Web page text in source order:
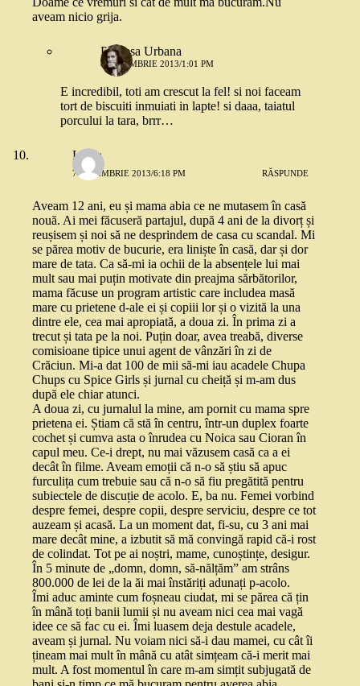
aveam nicio grija.
Printesa Urbana
8 NOIEMBRIE 2013/1:01 PM
E incredibil, toti am crescut la fel! si noi faceam
tort de biscuiti inmuiati in lapte! si daaa, taiatul
porcului la tara, brrr…
Laura
7 NOIEMBRIE 2013/6:18 PM RĂSPUNDE
Aveam 12 ani, eu și mama abia ce ne mutasem în casă
nouă. Ai mei făcuseră partajul, după 4 ani de la divorț și
reușisem și noi să ne desprindem de casa cu scandal. Mi
se părea motiv de bucurie, era liniște în casă, dar și dor
mare de tata. Ca să-mi ia ochii de la absențele lui mai
mult sau mai puțin motivate din preajma sărbătorilor,
mama făcuse un program artistic care includea masă
mare cu prietene d-ale ei și copiii lor și o vizită la una
dintre ele, cea mai apropiată, a doua zi. În prima zi a
trecut și tata pe la noi. Puțin doar, avea treabă, diverse
comisioane tipice unui agent de vânzări în zi de
Crăciun. Mi-a dat 100 de mii să-mi iau acadele Chupa
Chups cu Spice Girls și jurnal cu cheiță și m-am dus
după ele chiar atunci.
A doua zi, cu jurnalul la mine, am pornit cu mama spre
prietena ei. Știam că stă în centru, într-un duplex foarte
cochet și cumva asta o înrudea cu Noica sau Cioran în
capul meu. Ce-i drept, nu mai văzusem casă ca a ei
decât în filme. Aveam emoții că n-o să știu să apuc
furculița cum trebuie sau că n-o să fiu pregătită pentru
subiectele de discuție de acolo. E, ba nu. Femei vorbind
despre femei, despre copii, despre serviciu, despre ce tot
auzeam și acasă. La un moment dat, fi-su, cu 3 ani mai
mare decât mine, a izbutit să mă convingă rapid că-i rost
de colindat. Tot pe ai noștri, mame, cunoștințe, desigur.
În 5 minute de „domn, domn, să-nălțăm” am strâns
800.000 de lei de la ăi mai înstăriți adunați p-acolo.
Îmi aduc aminte cum foșneau ciudat, mi se părea că țin
în mână toți banii lumii și nu aveam nici cea mai vagă
idee ce să fac cu ei. Îmi luasem deja destule acadele,
aveam și jurnal. Nu voiam nici să-i dau mamei, cu cât îi
țineam mai mult în mână cu atât simțeam că-i merit mai
mult. A fost momentul în care m-am simțit subjugată de